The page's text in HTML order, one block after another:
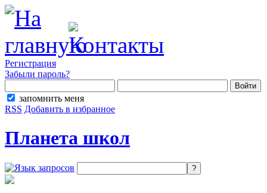
Регистрация
Забыли пароль?
запомнить меня
RSS Добавить в избранное
Планета школ